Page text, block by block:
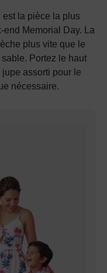
la pièce la plus
end Memorial Day. La
plus vite que le
Portez le haut
assorti pour le
nécessaire.